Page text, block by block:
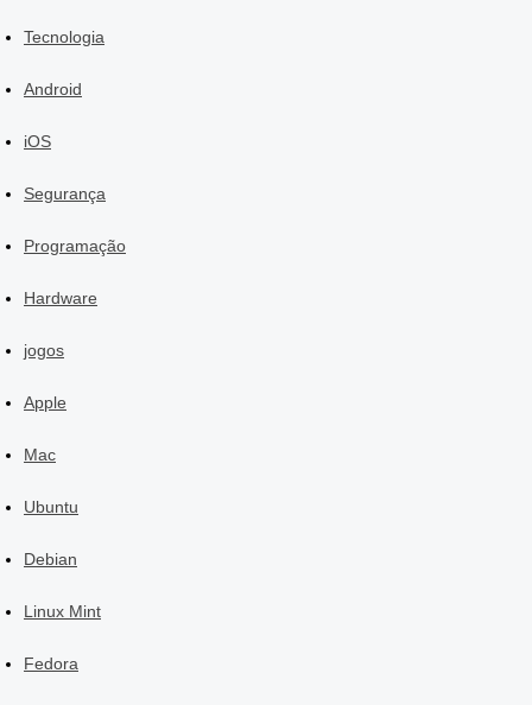
Tecnologia
Android
iOS
Segurança
Programação
Hardware
jogos
Apple
Mac
Ubuntu
Debian
Linux Mint
Fedora